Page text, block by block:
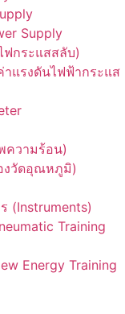
Supply
ฟกระแสสลับ)
าแรงดันไฟฟ้ากระแส
ความร้อน)
งวัดอุณหภูมิ)
(Instruments)
Training
Energy Training